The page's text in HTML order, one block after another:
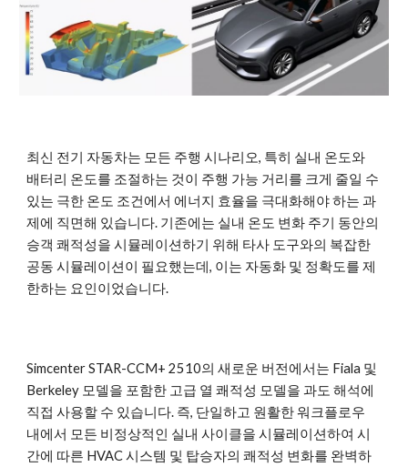
최신 전기 자동차는 모든 주행 시나리오, 특히 실내 온도와
배터리 온도를 조절하는 것이 주행 가능 거리를 크게 줄일 수
있는 극한 온도 조건에서 에너지 효율을 극대화해야 하는 과
제에 직면해 있습니다. 기존에는 실내 온도 변화 주기 동안의
승객 쾌적성을 시뮬레이션하기 위해 타사 도구와의 복잡한
공동 시뮬레이션이 필요했는데, 이는 자동화 및 정확도를 제
한하는 요인이었습니다.
Simcenter STAR-CCM+ 2510의 새로운 버전에서는 Fiala 및
Berkeley 모델을 포함한 고급 열 쾌적성 모델을 과도 해석에
직접 사용할 수 있습니다. 즉, 단일하고 원활한 워크플로우
내에서 모든 비정상적인 실내 사이클을 시뮬레이션하여 시
간에 따른 HVAC 시스템 및 탑승자의 쾌적성 변화를 완벽하